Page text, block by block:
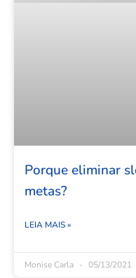
Porque eliminar
metas?
LEIA MAIS »
Monise Carla 05/13/2021